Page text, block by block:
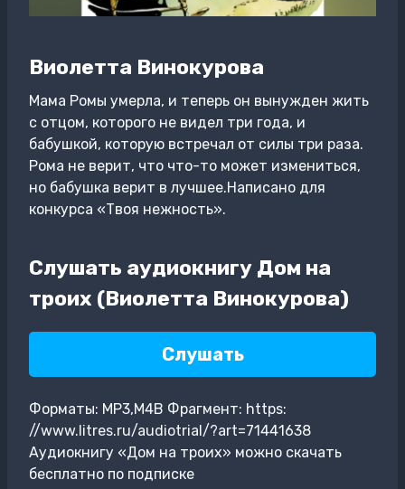
Виолетта Винокурова
Мама Ромы умерла, и теперь он вынужден жить
с отцом, которого не видел три года, и
бабушкой, которую встречал от силы три раза.
Рома не верит, что что-то может измениться,
но бабушка верит в лучшее.Написано для
конкурса «Твоя нежность».
Слушать аудиокнигу Дом на
троих (Виолетта Винокурова)
Слушать
Форматы: MP3,M4B Фрагмент: https:
//www.litres.ru/audiotrial/?art=71441638
Аудиокнигу «Дом на троих» можно скачать
бесплатно по подписке